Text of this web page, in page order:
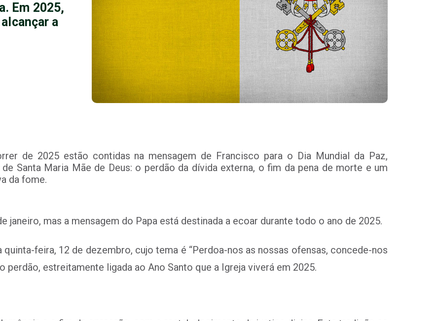
Em 2025,
a
de 2025 estão contidas na mensagem de Francisco para o Dia Mundial da Paz,
Santa Maria Mãe de Deus: o perdão da dívida externa, o fim da pena de morte e um
da fome.
janeiro, mas a mensagem do Papa está destinada a ecoar durante todo o ano de 2025.
feira, 12 de dezembro, cujo tema é “Perdoa-nos as nossas ofensas, concede-nos
perdão, estreitamente ligada ao Ano Santo que a Igreja viverá em 2025.